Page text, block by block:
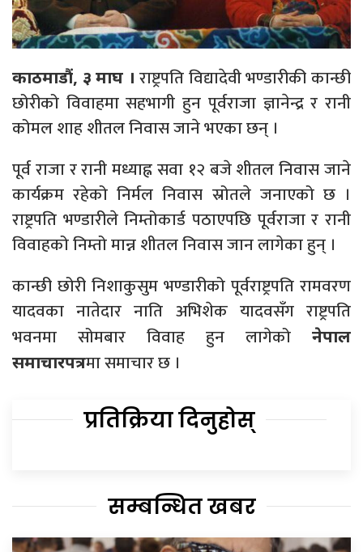
काठमाडौं, ३ माघ । राष्ट्रपति विद्यादेवी भण्डारीकी कान्छी
छोरीको विवाहमा सहभागी हुन पूर्वराजा ज्ञानेन्द्र र रानी
कोमल शाह शीतल निवास जाने भएका छन् ।
पूर्व राजा र रानी मध्याह्न सवा १२ बजे शीतल निवास जाने
कार्यक्रम रहेको निर्मल निवास स्रोतले जनाएको छ ।
राष्ट्रपति भण्डारीले निम्तोकार्ड पठाएपछि पूर्वराजा र रानी
विवाहको निम्तो मान्न शीतल निवास जान लागेका हुन् ।
कान्छी छोरी निशाकुसुम भण्डारीको पूर्वराष्ट्रपति रामवरण
यादवका नातेदार नाति अभिशेक यादवसँग राष्ट्रपति
भवनमा सोमबार विवाह हुन लागेको
नेपाल
समाचारपत्रमा समाचार छ ।
प्रतिक्रिया दिनुहोस्
सम्बन्धित खबर